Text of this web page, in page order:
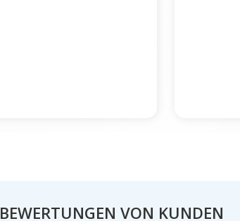
BEWERTUNGEN VON KUNDEN